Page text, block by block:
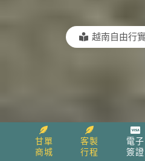
甘單
商城
客製
行程
電子
簽證
越南自由行